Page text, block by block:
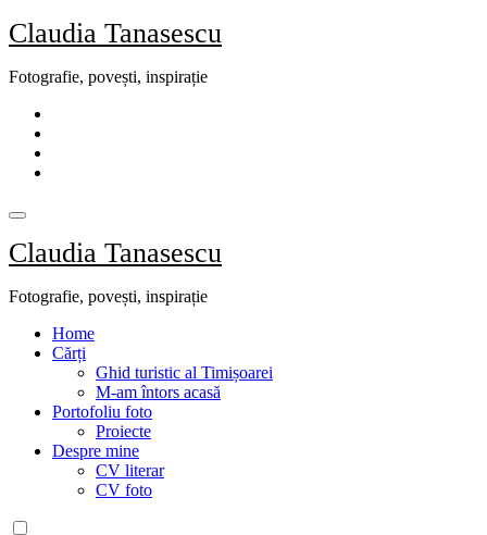
Skip
to
Claudia Tanasescu
Fotografie, povești, inspirație
Claudia Tanasescu
Fotografie, povești, inspirație
Home
Cărți
Ghid turistic al Timișoarei
M-am întors acasă
Portofoliu foto
Proiecte
Despre mine
CV literar
CV foto